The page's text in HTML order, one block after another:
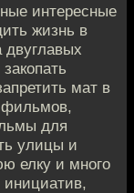
интересные
жизнь в
двуглавых
мат в
фильмов,
для
улицы и
елку и много
инициатив,